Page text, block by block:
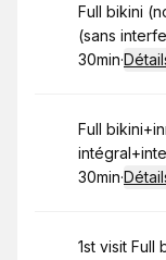
Réserver
Full bikini
(sans
.Durée de
30min·
Réserver
Full
ONLY
.Durée de
30min·
Réserver
1st visit Full